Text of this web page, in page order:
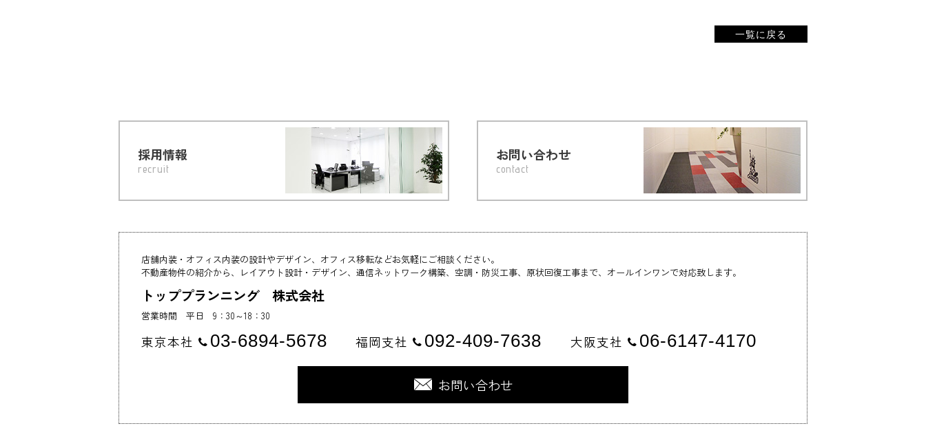
一覧に戻る
採用情報
recruit
お問い合わせ
contact
店舗内装・オフィス内装の設計やデザイン、オフィス移転などお気軽にご相談ください。
不動産物件の紹介から、レイアウト設計・デザイン、通信ネットワーク構築、空調・防災工事、原状回復工事まで、オールインワンで対応致します。
トッププランニング 株式会社
営業時間 平日 9：30～18：30
東京本社 03-6894-5678 福岡支社 092-409-7638 大阪支社 06-6147-4170
お問い合わせ